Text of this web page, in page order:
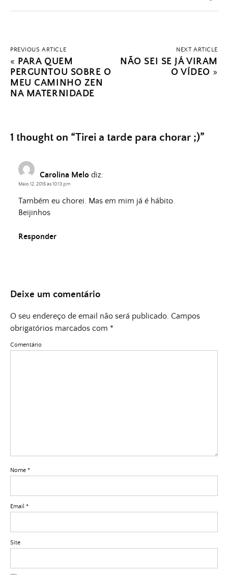
PREVIOUS ARTICLE
« PARA QUEM
PERGUNTOU SOBRE O
MEU CAMINHO ZEN
NA MATERNIDADE
NEXT ARTICLE
NÃO SEI SE JÁ VIRAM
O VÍDEO »
1 thought on “Tirei a tarde para chorar ;)”
Carolina Melo diz:
Maio 12, 2015 às 10:13 pm
Também eu chorei. Mas em mim já é hábito.
Beijinhos
Responder
Deixe um comentário
O seu endereço de email não será publicado. Campos
obrigatórios marcados com *
Comentário
Nome *
Email *
Site